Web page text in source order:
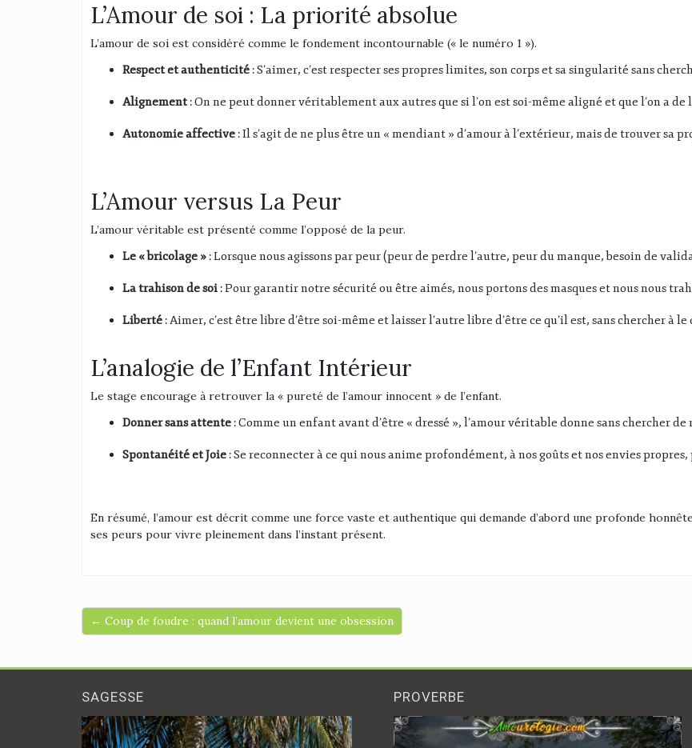
L’Amour de soi : La priorité absolue
L’amour de soi est considéré comme le fondement incontournable (« le numéro 1 »).
Respect et authenticité : S’aimer, c’est respecter ses propres limites, son corps et sa singularité sans
Alignement : On ne peut donner véritablement aux autres que si l’on est soi-même aligné et que l’on a de
Autonomie affective : Il s’agit de ne plus être un « mendiant » d’amour à l’extérieur, mais de trouver sa
L’Amour versus La Peur
L’amour véritable est présenté comme l’opposé de la peur.
Le « bricolage » : Lorsque nous agissons par peur (peur de perdre l’autre, peur du manque, besoin de
La trahison de soi : Pour garantir notre sécurité ou être aimés, nous portons des masques et nous nous
Liberté : Aimer, c’est être libre d’être soi-même et laisser l’autre libre d’être ce qu’il est, sans chercher à
L’analogie de l’Enfant Intérieur
Le stage encourage à retrouver la « pureté de l’amour innocent » de l’enfant.
Donner sans attente : Comme un enfant avant d’être « dressé », l’amour véritable donne sans chercher
Spontanéité et Joie : Se reconnecter à ce qui nous anime profondément, à nos goûts et nos envies
En résumé, l’amour est décrit comme une force vaste et authentique qui demande d’abord une profonde
ses peurs pour vivre pleinement dans l’instant présent.
← Coup de foudre : quand l’amour devient une obsession
SAGESSE PROVERBE